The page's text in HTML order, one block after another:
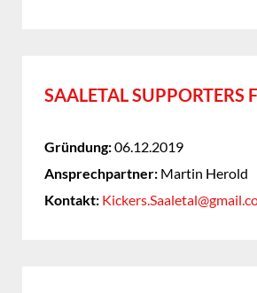
SAALETAL SUPPORTERS
Gründung:06.12.2019
Ansprechpartner: Martin Herold
Kontakt: